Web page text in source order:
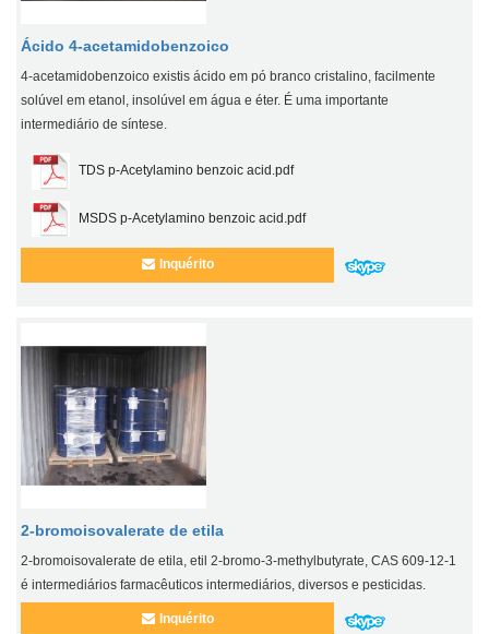
Ácido 4-acetamidobenzoico
4-acetamidobenzoico existis ácido em pó branco cristalino, facilmente
solúvel em etanol, insolúvel em água e éter. É uma importante
intermediário de síntese.
TDS p-Acetylamino benzoic acid.pdf
MSDS p-Acetylamino benzoic acid.pdf
Inquérito
2-bromoisovalerate de etila
2-bromoisovalerate de etila, etil 2-bromo-3-methylbutyrate, CAS 609-12-1
é intermediários farmacêuticos intermediários, diversos e pesticidas.
Inquérito